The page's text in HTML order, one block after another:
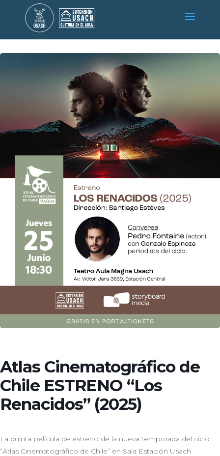
Atlas Cinematográfico de
Chile ESTRENO “Los
Renacidos” (2025)
La quinta película de estreno de la nueva temporada del ciclo
“Atlas Cinematográfico de Chile” en Sala Estación Usach